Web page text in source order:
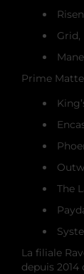
Grid,
Prime
The
La filiale
depuis 2014